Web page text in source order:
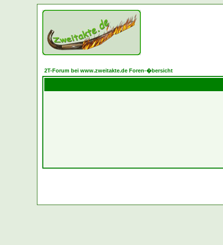
2T-Forum bei www.zweitakte.de Foren-�bersicht